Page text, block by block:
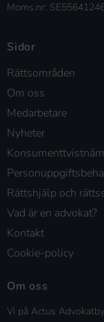
Moms.nr:
Sidor
Rättsområden
Om oss
Medarbetare
Nyheter
Rättshjälp och
Vad är en advokat?
Kontakt
Cookie-policy
Om oss
Vi på Actus